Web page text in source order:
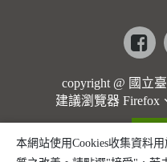
馬勒大
之歌】
copyright @ 國立
建議瀏覽器 Firefox
本網站使用Cookies收集資料